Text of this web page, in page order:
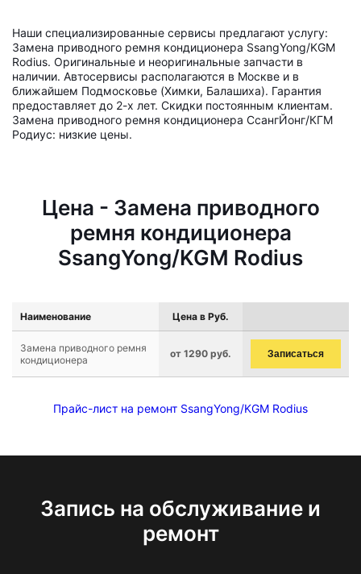
Наши специализированные сервисы предлагают услугу:
Замена приводного ремня кондиционера SsangYong/KGM
Rodius. Оригинальные и неоригинальные запчасти в
наличии. Автосервисы располагаются в Москве и в
ближайшем Подмосковье (Химки, Балашиха). Гарантия
предоставляет до 2-х лет. Скидки постоянным клиентам.
Замена приводного ремня кондиционера СсангЙонг/КГМ
Родиус: низкие цены.
Цена - Замена приводного
ремня кондиционера
SsangYong/KGM Rodius
Наименование Цена в Руб.
Замена приводного ремня
кондиционера
от 1290 руб. Записаться
Прайс-лист на ремонт SsangYong/KGM Rodius
Запись на обслуживание и
ремонт